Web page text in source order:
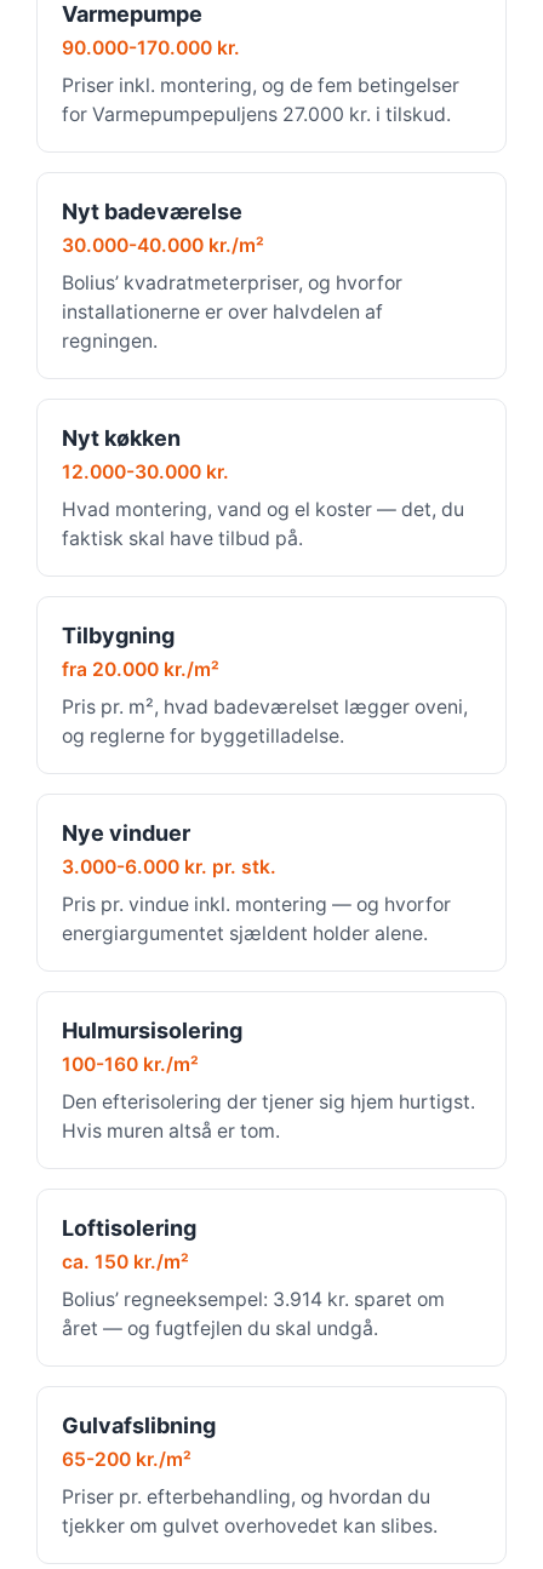
Varmepumpe
90.000-170.000 kr.
Priser inkl. montering, og de fem betingelser
for Varmepumpepuljens 27.000 kr. i tilskud.
Nyt badeværelse
30.000-40.000 kr./m²
Bolius’ kvadratmeterpriser, og hvorfor
installationerne er over halvdelen af
regningen.
Nyt køkken
12.000-30.000 kr.
Hvad montering, vand og el koster — det, du
faktisk skal have tilbud på.
Tilbygning
fra 20.000 kr./m²
Pris pr. m², hvad badeværelset lægger oveni,
og reglerne for byggetilladelse.
Nye vinduer
3.000-6.000 kr. pr. stk.
Pris pr. vindue inkl. montering — og hvorfor
energiargumentet sjældent holder alene.
Hulmursisolering
100-160 kr./m²
Den efterisolering der tjener sig hjem hurtigst.
Hvis muren altså er tom.
Loftisolering
ca. 150 kr./m²
Bolius’ regneeksempel: 3.914 kr. sparet om
året — og fugtfejlen du skal undgå.
Gulvafslibning
65-200 kr./m²
Priser pr. efterbehandling, og hvordan du
tjekker om gulvet overhovedet kan slibes.